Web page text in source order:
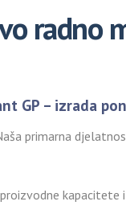
radno
GP – izrada
primarna
kapacitete